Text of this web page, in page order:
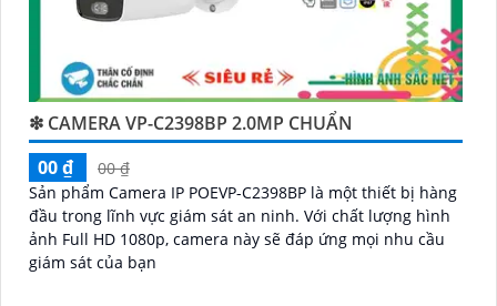
❇ CAMERA VP-C2398BP 2.0MP CHUẨN
00 ₫
00 ₫
Sản phẩm Camera IP POEVP-C2398BP là một thiết bị hàng
đầu trong lĩnh vực giám sát an ninh. Với chất lượng hình
ảnh Full HD 1080p, camera này sẽ đáp ứng mọi nhu cầu
giám sát của bạn